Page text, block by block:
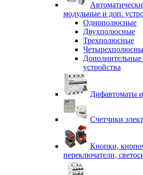
модульные и доп.
Однополюсные
Двухполюсные
Трехполюсные
устройства
Дифавтоматы
Счетчики
Кнопки,
переключатели,